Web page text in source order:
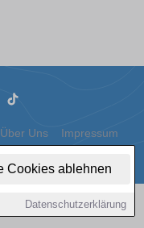
Cookies ablehnen
Datenschutzerklärung
Über Uns Impressum
| Content by: 1a-sites-autos